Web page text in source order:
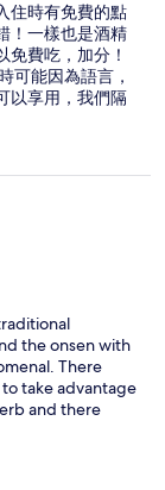
住時有免費的點
！一樣也是酒精
費吃，加分！
可能因為語言，
以享用，我們隔
，不過這裡一
！我覺得如果
the onsen with
There
take advantage
and there